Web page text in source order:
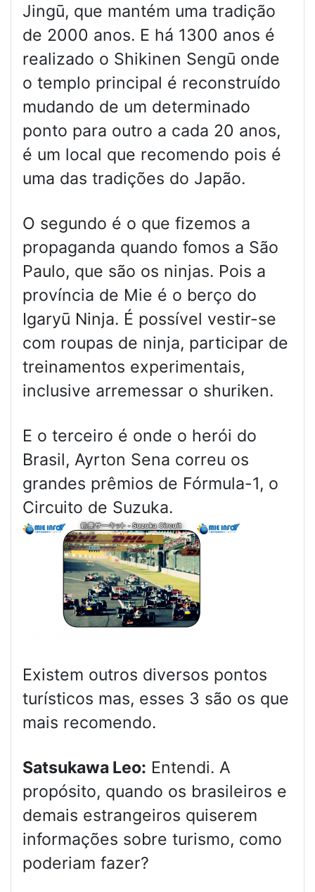
Jingū, que mantém uma tradição
de 2000 anos. E há 1300 anos é
realizado o Shikinen Sengū onde
o templo principal é reconstruído
mudando de um determinado
ponto para outro a cada 20 anos,
é um local que recomendo pois é
uma das tradições do Japão.
O segundo é o que fizemos a
propaganda quando fomos a São
Paulo, que são os ninjas. Pois a
província de Mie é o berço do
Igaryū Ninja. É possível vestir-se
com roupas de ninja, participar de
treinamentos experimentais,
inclusive arremessar o shuriken.
E o terceiro é onde o herói do
Brasil, Ayrton Sena correu os
grandes prêmios de Fórmula-1, o
Circuito de Suzuka.
Existem outros diversos pontos
turísticos mas, esses 3 são os que
mais recomendo.
Satsukawa Leo: Entendi. A
propósito, quando os brasileiros e
demais estrangeiros quiserem
informações sobre turismo, como
poderiam fazer?